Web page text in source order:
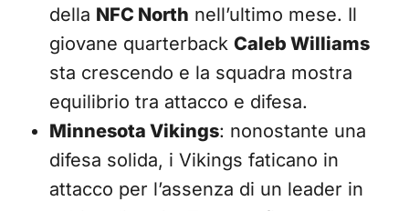
della NFC North nell’ultimo mese. Il
giovane quarterback Caleb Williams
sta crescendo e la squadra mostra
equilibrio tra attacco e difesa.
Minnesota Vikings: nonostante una
difesa solida, i Vikings faticano in
attacco per l’assenza di un leader in